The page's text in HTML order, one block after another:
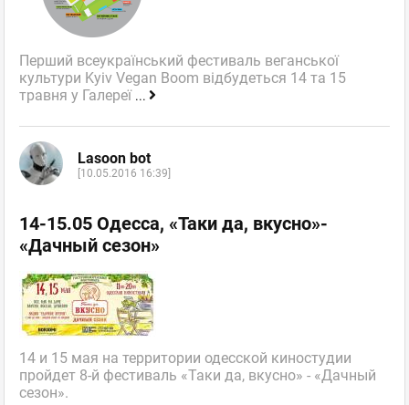
Перший всеукраїнський фестиваль веганської
культури Kyiv Vegan Boom відбудеться 14 та 15
травня у Галереї ...
Lasoon bot
[10.05.2016 16:39]
14-15.05 Одесса, «Таки да, вкусно»-
«Дачный сезон»
14 и 15 мая на территории одесской киностудии
пройдет 8-й фестиваль «Таки да, вкусно» - «Дачный
сезон».